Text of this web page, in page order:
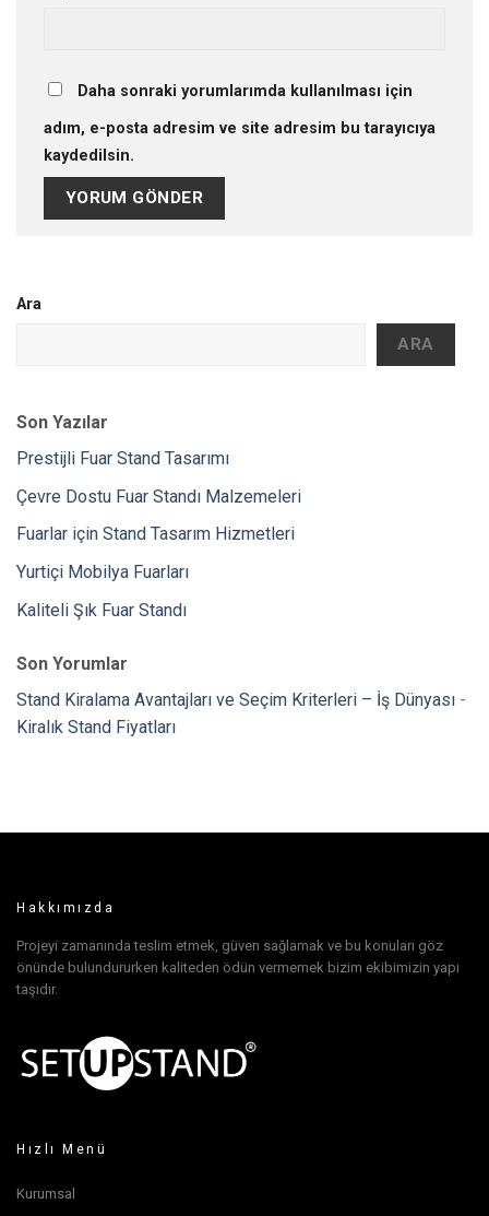
Daha sonraki yorumlarımda kullanılması için
adım, e-posta adresim ve site adresim bu tarayıcıya
kaydedilsin.
Ara
ARA
Son Yazılar
Prestijli Fuar Stand Tasarımı
Çevre Dostu Fuar Standı Malzemeleri
Fuarlar için Stand Tasarım Hizmetleri
Yurtiçi Mobilya Fuarları
Kaliteli Şık Fuar Standı
Son Yorumlar
Stand Kiralama Avantajları ve Seçim Kriterleri – İş Dünyası -
Kiralık Stand Fiyatları
Hakkımızda
Projeyi zamanında teslim etmek, güven sağlamak ve bu konuları göz
önünde bulundururken kaliteden ödün vermemek bizim ekibimizin yapı
taşıdır.
Hızlı Menü
Kurumsal